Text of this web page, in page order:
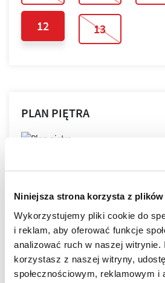
Niniejsza strona korzysta z
Wykorzystujemy pliki cookie do
i reklam, aby oferować funkcje
analizować ruch w naszej witrynie.
korzystasz z naszej witryny,
społecznościowym, reklamowym i
12 13
PLAN PIĘTRA
LOKALIZACJA
NOVA GRANICZNA powstaje w